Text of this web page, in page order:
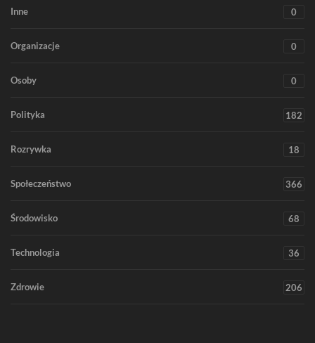
Inne 0
Organizacje 0
Osoby 0
Polityka 182
Rozrywka 18
Społeczeństwo 366
Środowisko 68
Technologia 36
Zdrowie 206